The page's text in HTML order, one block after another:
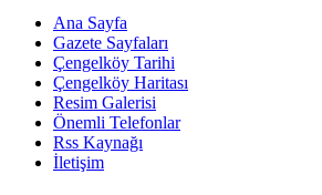
Ana Sayfa
Gazete Sayfaları
Çengelköy Tarihi
Çengelköy Haritası
Resim Galerisi
Önemli Telefonlar
Rss Kaynağı
İletişim